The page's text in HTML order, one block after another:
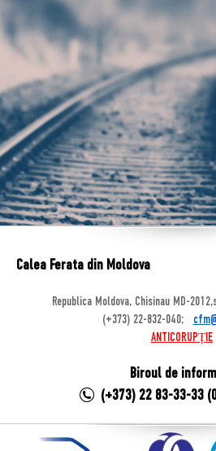
Calea Ferata din Moldova
Republica Moldova, Chisinau MD-
(+373) 22-832-040;
ANTICORUPȚIE
Biroul de
(+373) 22 83-33-33